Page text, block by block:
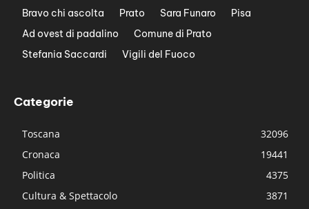
Bravo chi ascolta
Prato Sara Funaro
Pisa
Ad ovest di padalino
Comune di Prato
Stefania Saccardi
Vigili del Fuoco
Categorie
Toscana
32096
Cronaca
19441
Politica
4375
Cultura & Spettacolo
3871